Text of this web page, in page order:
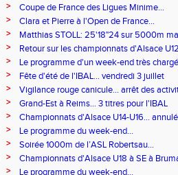
>
Coupe de France des Ligues Minime...
>
Clara et Pierre à l'Open de France...
>
Matthias STOLL: 25'18"24 sur 5000m
>
Retour sur les championnats d'Alsace
>
Le programme d'un week-end très
>
Fête d'été de l'IBAL... vendredi 3 juillet
>
Vigilance rouge canicule... arrêt des
>
Grand-Est à Reims... 3 titres pour l'IBAL
>
Championnats d'Alsace U14-U16...
>
Le programme du week-end...
>
Soirée 1000m de l’ASL Robertsau...
>
Championnats d'Alsace U18 à SE à
>
Le programme du week-end...